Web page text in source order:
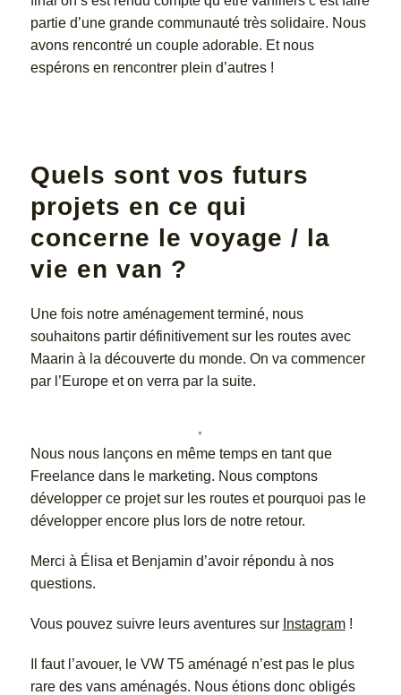
partie d’une grande communauté très solidaire. Nous
avons rencontré un couple adorable. Et nous
espérons en rencontrer plein d’autres !
Quels sont vos futurs
projets en ce qui
concerne le voyage / la
vie en van ?
Une fois notre aménagement terminé, nous
souhaitons partir définitivement sur les routes avec
Maarin à la découverte du monde. On va commencer
par l’Europe et on verra par la suite.
Nous nous lançons en même temps en tant que
Freelance dans le marketing. Nous comptons
développer ce projet sur les routes et pourquoi pas le
développer encore plus lors de notre retour.
Merci à Élisa et Benjamin d’avoir répondu à nos
questions.
Vous pouvez suivre leurs aventures sur Instagram!
Il faut l’avouer, le VW T5 aménagé n’est pas le plus
rare des vans aménagés. Nous étions donc obligés